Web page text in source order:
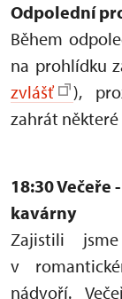
Odpolední
Během
na prohlídku
zvlášť
),
zahrát
18:30 Večeře
kavárny
Zajistili
v
nádvoří.